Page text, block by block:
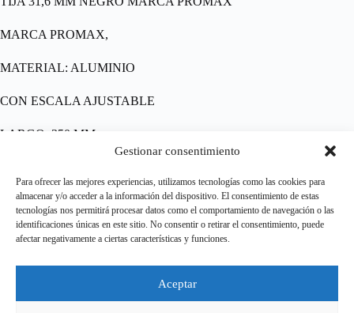
Gestionar consentimiento
Para ofrecer las mejores experiencias, utilizamos tecnologías como las cookies para
almacenar y/o acceder a la información del dispositivo. El consentimiento de estas
tecnologías nos permitirá procesar datos como el comportamiento de navegación o las
identificaciones únicas en este sitio. No consentir o retirar el consentimiento, puede
afectar negativamente a ciertas características y funciones.
Aceptar
MARCA PROMAX,
MATERIAL: ALUMINIO
CON ESCALA AJUSTABLE
LARGO: 350 MM
COLOR: NEGRO
Política de Privacidad
Política de cookies